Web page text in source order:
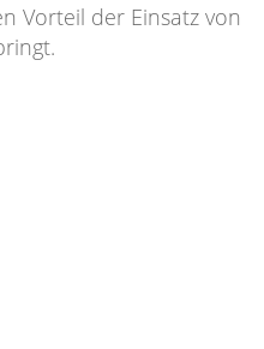
Vorteil der Einsatz von